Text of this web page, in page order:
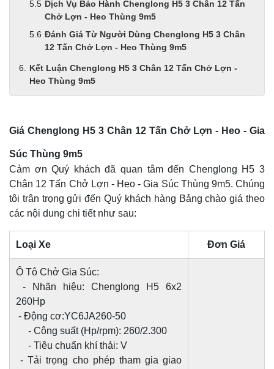
Dịch Vụ Bảo Hành Chenglong H5 3 Chân 12 Tấn
Chở Lợn - Heo Thùng 9m5
Đánh Giá Từ Người Dùng Chenglong H5 3 Chân
12 Tấn Chở Lợn - Heo Thùng 9m5
Kết Luận Chenglong H5 3 Chân 12 Tấn Chở Lợn -
Heo Thùng 9m5
Giá Chenglong H5 3 Chân 12 Tấn Chở Lợn - Heo - Gia
Súc Thùng 9m5
Cảm ơn Quý khách đã quan tâm đến Chenglong H5 3
Chân 12 Tấn Chở Lợn - Heo - Gia Súc Thùng 9m5. Chúng
tôi trân trọng gửi đến Quý khách hàng Bảng chào giá theo
các nội dung chi tiết như sau:
Loại Xe Đơn Giá
Ô Tô Chở Gia Súc:
- Nhãn hiệu: Chenglong H5 6x2
260Hp
- Động cơ:YC6JA260-50
- Công suất (Hp/rpm): 260/2.300
- Tiêu chuẩn khí thải: V
- Tải trọng cho phép tham gia giao